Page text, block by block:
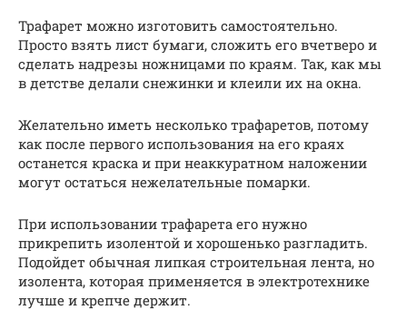
Трафарет можно изготовить самостоятельно.
Просто взять лист бумаги, сложить его вчетверо и
сделать надрезы ножницами по краям. Так, как мы
в детстве делали снежинки и клеили их на окна.
Желательно иметь несколько трафаретов, потому
как после первого использования на его краях
останется краска и при неаккуратном наложении
могут остаться нежелательные помарки.
При использовании трафарета его нужно
прикрепить изолентой и хорошенько разгладить.
Подойдет обычная липкая строительная лента, но
изолента, которая применяется в электротехнике
лучше и крепче держит.